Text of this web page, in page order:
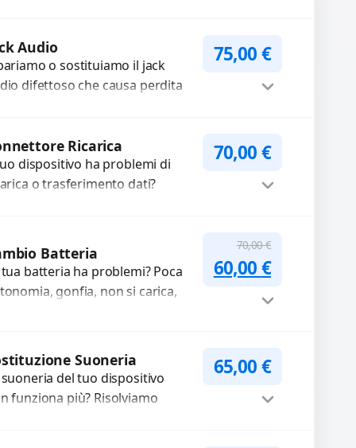
immagini sfocate, messa a...
Audio
o sostituiamo il jack
difettoso che causa perdita
75,00€
Ricarica
dispositivo ha problemi di
o trasferimento dati?
danneggiati,...
70,00€
Batteria
tua batteria ha problemi? Poca
gonfia, non si carica,
70,00€
Il prezzo
60,00€Il prezzo
Suoneria
suoneria del tuo dispositivo
funziona più? Risolviamo
65,00€